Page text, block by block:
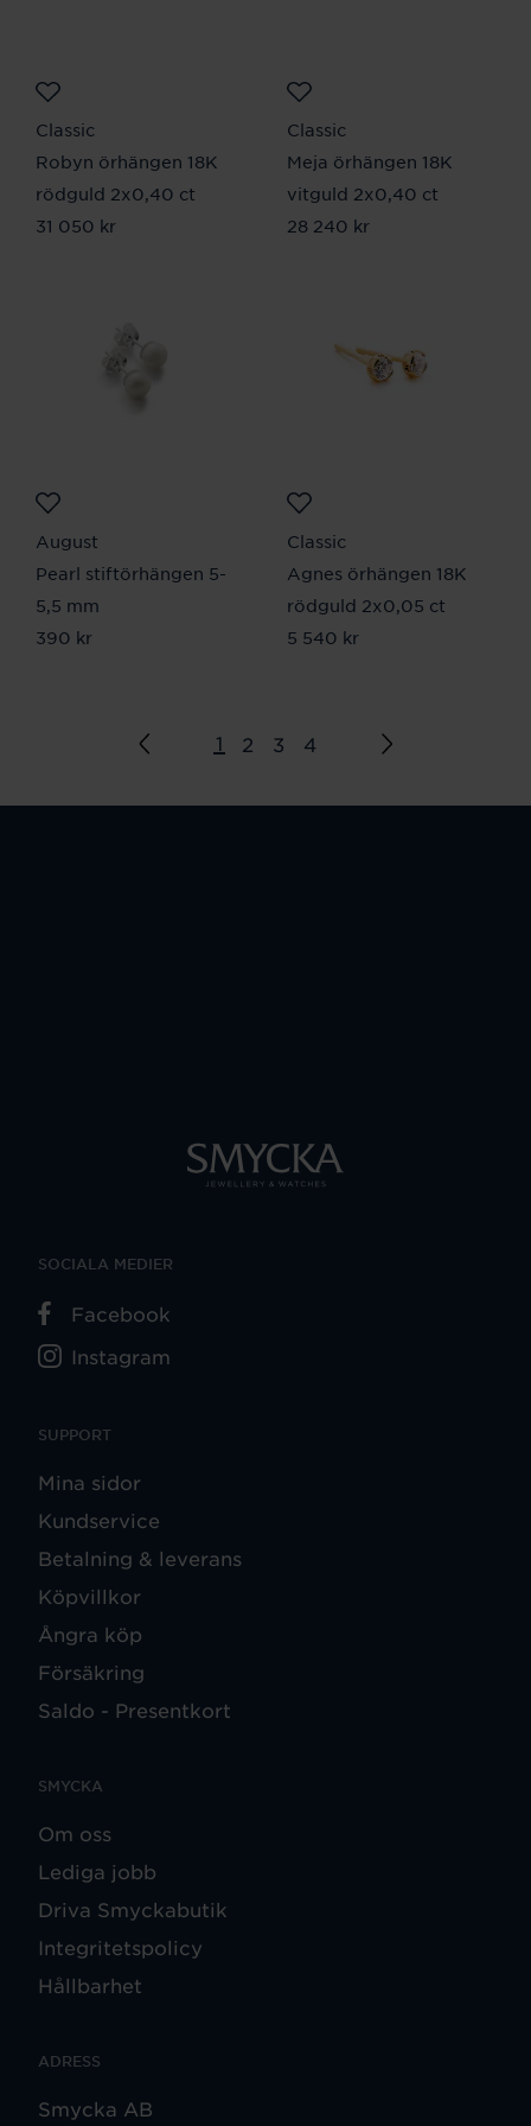
Classic
Robyn örhängen 18K
rödguld 2x0,40 ct
Pris:31 050 kr
31 050 kr
Classic
Meja örhängen 18K
vitguld 2x0,40 ct
Pris:28 240 kr
28 240 kr
August
Pearl stiftörhängen 5-
5,5 mm
Pris: 390 kr
390 kr
Classic
Agnes örhängen 18K
rödguld 2x0,05 ct
Pris:5 540 kr
5 540 kr
1 2 3 4
SUPPORT
Mina sidor
Kundservice
Betalning & leverans
Köpvillkor
Ångra köp
Försäkring
Saldo - Presentkort
SMYCKA
Om oss
Lediga jobb
Driva Smyckabutik
Integritetspolicy
Hållbarhet
ADRESS
Smycka AB
SOCIALA MEDIER
Facebook
Instagram